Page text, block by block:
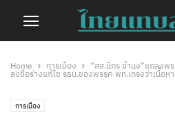
Home การเมือง
“สส.นิกร จำนง”แถลงพ
ลงชื่อร่างแก้ไข รธน.ของพรรค พท.เกรงว่าเนื้อ
การเมือง